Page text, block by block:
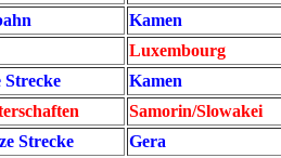
Kamen
Luxembourg
Kamen
Samorin/Slowakei
Strecke
Gera